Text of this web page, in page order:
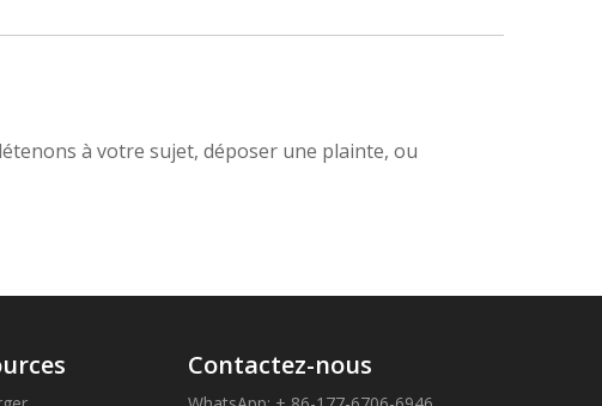
à votre sujet, déposer une plainte, ou
Contactez-nous